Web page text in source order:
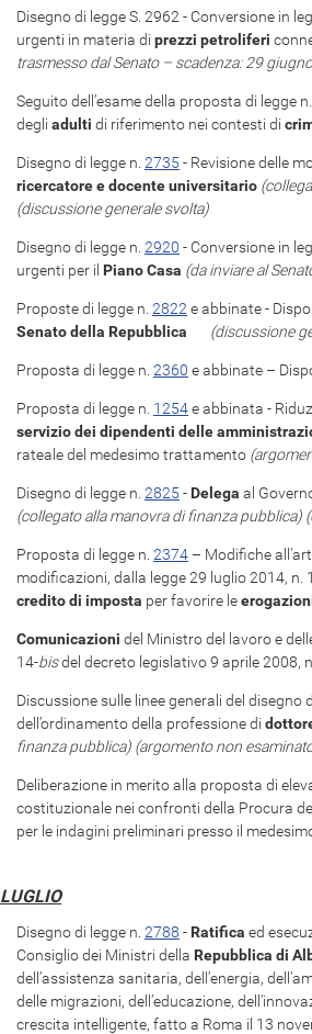
Disegno di legge S. 2962 - Conversione in
urgenti in materia di prezzi petroliferi
trasmesso dal Senato – scadenza: 29
Seguito dell’esame della proposta di legge n.
degli adulti di riferimento nei contesti di
Disegno di legge n. 2735 - Revisione delle
ricercatore e docente universitario
(discussione generale svolta)
Disegno di legge n. 2920 - Conversione in
urgenti per il Piano Casa (da inviare al
Proposte di legge n. 2822 e abbinate -
Senato della Repubblica
(discussione
Proposta di legge n. 2360 e abbinate –
Proposta di legge n. 1254 e abbinata -
servizio dei dipendenti delle
rateale del medesimo trattamento
Disegno di legge n. 2825 ​ - Delega al
(collegato alla manovra di finanza pubblica)
Proposta di legge n. 2374 – Modifiche
modificazioni, dalla legge 29 luglio 2014, n.
credito di imposta per favorire le
Comunicazioni del Ministro del lavoro e
14-bisdel decreto legislativo 9 aprile 2008,
Discussione sulle linee generali del disegno
dell’ordinamento della professione di
finanza pubblica) (argomento non
Deliberazione in merito alla proposta di
costituzionale nei confronti della Procura
per le indagini preliminari presso il
LUGLIO
Disegno di legge n. 2788 ​ - Ratifica ed
Consiglio dei Ministri della Repubblica di
dell’assistenza sanitaria, dell’energia,
delle migrazioni, dell’educazione,
crescita intelligente, fatto a Roma il 13